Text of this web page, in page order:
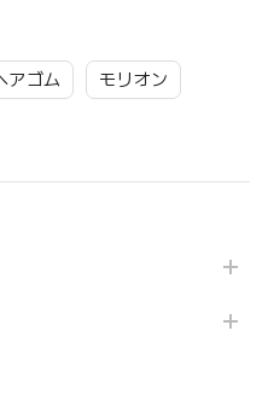
アゴム モリオン